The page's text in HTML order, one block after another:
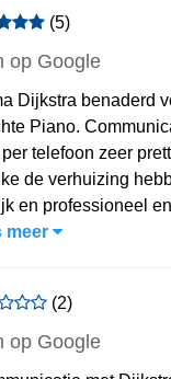
(5)
op Google
Dijkstra benaderd
Piano.
telefoon zeer
de verhuizing
en professioneel
meer
(2)
op Google